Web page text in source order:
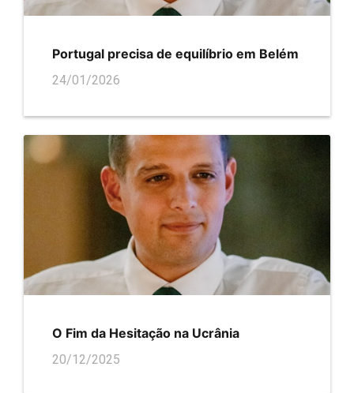
Portugal precisa de equilíbrio em Belém
24/01/2026
O Fim da Hesitação na Ucrânia
20/12/2025